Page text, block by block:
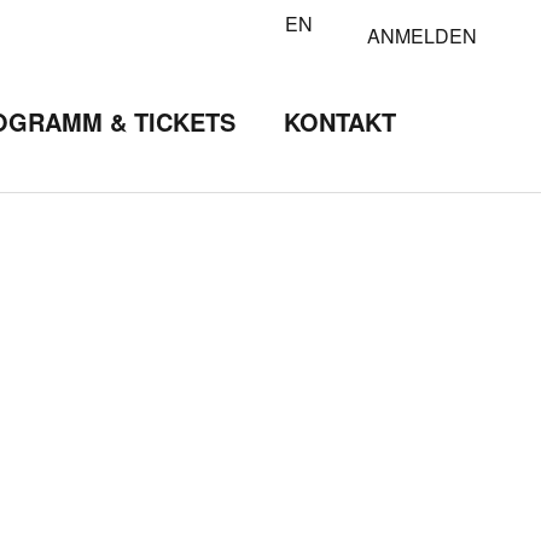
EN ANMELDEN
& TICKETS KONTAKT